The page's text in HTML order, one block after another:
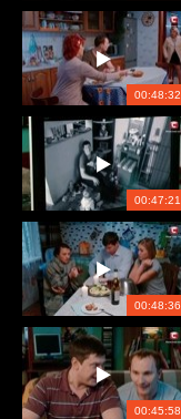
00:48:32
00:47:21
00:48:36
00:45:58